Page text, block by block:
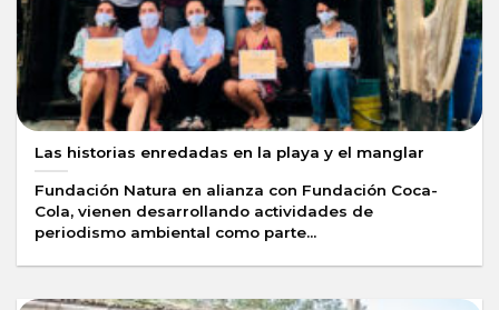
Las historias enredadas en la playa y el manglar
Fundación Natura en alianza con Fundación Coca-
Cola, vienen desarrollando actividades de
periodismo ambiental como parte...